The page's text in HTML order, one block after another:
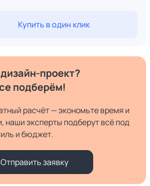
Купить в один клик
проект?
подберём!
расчёт — экономьте время и
наши эксперты подберут всё под
и бюджет.
Отправить заявку